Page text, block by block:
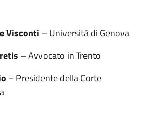
Visconti – Università di Genova
– Avvocato in Trento
– Presidente della Corte